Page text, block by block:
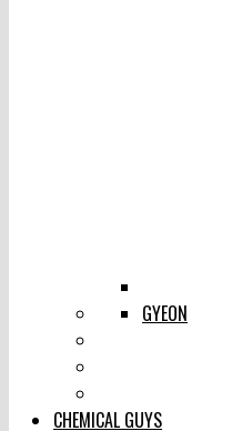
GYEON
CHEMICAL GUYS